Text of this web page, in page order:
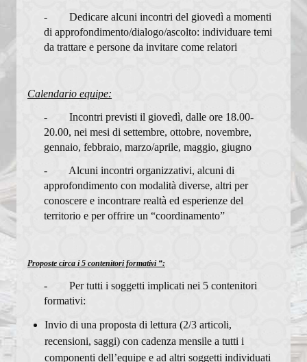
Pastorale Giovanile
Documenti
Visita Pastorale 2009
Carta Comunione
Comunicazione Funerali
Regola di vita del Clero
Dialoghi di Vita buona
SANTE MESSE
SCUOLA DI TEOLOGIA
Presentazione scuola
- Dedicare alcuni incontri del giovedì a momenti
di approfondimento/dialogo/ascolto: individuare temi
da trattare e persone da invitare come relatori
Calendario equipe:
- Incontri previsti il giovedì, dalle ore 18.00-
20.00, nei mesi di settembre, ottobre, novembre,
gennaio, febbraio, marzo/aprile, maggio, giugno
- Alcuni incontri organizzativi, alcuni di
approfondimento con modalità diverse, altri per
conoscere e incontrare realtà ed esperienze del
territorio e per offrire un “coordinamento”
Proposte circa i 5 contenitori formativi “:
- Per tutti i soggetti implicati nei 5 contenitori
formativi:
Invio di una proposta di lettura (2/3 articoli,
recensioni, saggi) con cadenza mensile a tutti i
componenti dell’equipe e ad altri soggetti individuati